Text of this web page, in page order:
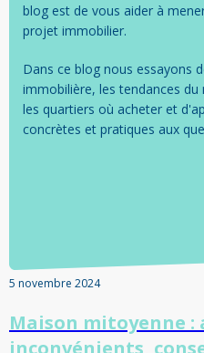
blog est de vous aider à
projet immobilier.
Dans ce blog nous essayons
immobilière, les tendances
les quartiers où acheter et
concrètes et pratiques aux
5 novembre 2024
Maison mitoyenne :
inconvénients,